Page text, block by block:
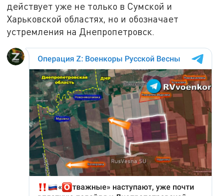
действует уже не только в Сумской и
Харьковской областях, но и обозначает
устремления на Днепропетровск.